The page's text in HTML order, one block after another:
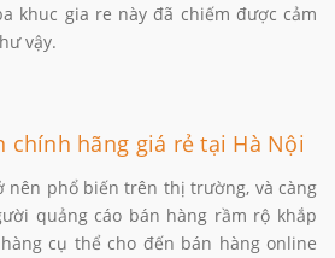
khuc gia re này đã chiếm được cảm
vậy.
chính hãng giá rẻ tại Hà Nội
nên phổ biến trên thị trường, và càng
quảng cáo bán hàng rầm rộ khắp
cụ thể cho đến bán hàng online